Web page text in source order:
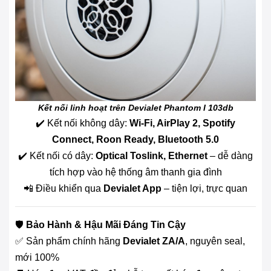
Kết nối linh hoạt trên Devialet Phantom I 103db
✔️ Kết nối không dây: Wi-Fi, AirPlay 2, Spotify
Connect, Roon Ready, Bluetooth 5.0
✔️ Kết nối có dây: Optical Toslink, Ethernet – dễ dàng
tích hợp vào hệ thống âm thanh gia đình
📲 Điều khiển qua Devialet App – tiện lợi, trực quan
🛡️ Bảo Hành & Hậu Mãi Đáng Tin Cậy
✅ Sản phẩm chính hãng Devialet ZA/A, nguyên seal,
mới 100%